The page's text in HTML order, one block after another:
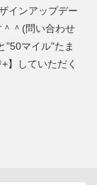
インアップデー
＾(問い合わせ
"50マイル"たま
】していただく